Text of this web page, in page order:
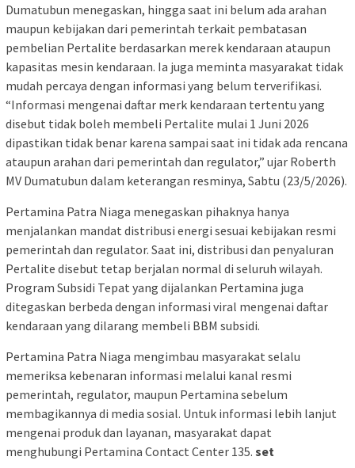
Dumatubun menegaskan, hingga saat ini belum ada arahan
maupun kebijakan dari pemerintah terkait pembatasan
pembelian Pertalite berdasarkan merek kendaraan ataupun
kapasitas mesin kendaraan. Ia juga meminta masyarakat tidak
mudah percaya dengan informasi yang belum terverifikasi.
“Informasi mengenai daftar merk kendaraan tertentu yang
disebut tidak boleh membeli Pertalite mulai 1 Juni 2026
dipastikan tidak benar karena sampai saat ini tidak ada rencana
ataupun arahan dari pemerintah dan regulator,” ujar Roberth
MV Dumatubun dalam keterangan resminya, Sabtu (23/5/2026).
Pertamina Patra Niaga menegaskan pihaknya hanya
menjalankan mandat distribusi energi sesuai kebijakan resmi
pemerintah dan regulator. Saat ini, distribusi dan penyaluran
Pertalite disebut tetap berjalan normal di seluruh wilayah.
Program Subsidi Tepat yang dijalankan Pertamina juga
ditegaskan berbeda dengan informasi viral mengenai daftar
kendaraan yang dilarang membeli BBM subsidi.
Pertamina Patra Niaga mengimbau masyarakat selalu
memeriksa kebenaran informasi melalui kanal resmi
pemerintah, regulator, maupun Pertamina sebelum
membagikannya di media sosial. Untuk informasi lebih lanjut
mengenai produk dan layanan, masyarakat dapat
menghubungi Pertamina Contact Center 135. set